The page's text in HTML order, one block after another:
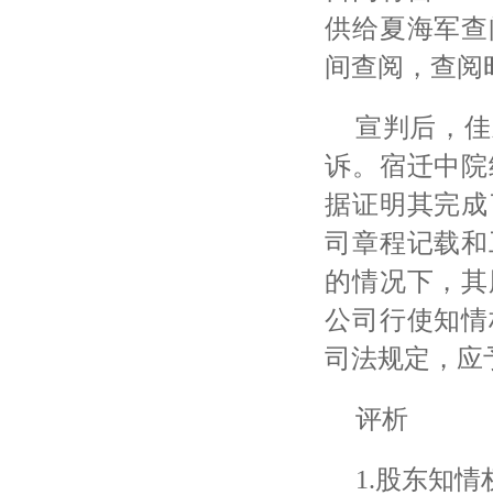
供给夏海军
间查阅，查阅
宣判后，
诉。宿迁中
据证明其完
司章程记载
的情况下，
公司行使知
司法规定，应
评析
1.股东知情